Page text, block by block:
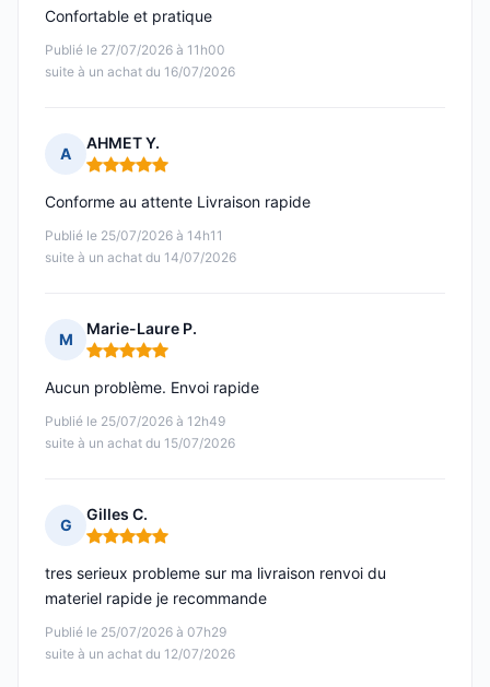
Publié le 27/07/2026 à 11h00
suite à un achat du 16/07/2026
Confortable et pratique
A
AHMET Y.
Note : 5 sur 5
Publié le 25/07/2026 à 14h11
suite à un achat du 14/07/2026
Conforme au attente Livraison rapide
M
Marie-Laure P.
Note : 5 sur 5
Publié le 25/07/2026 à 12h49
suite à un achat du 15/07/2026
Aucun problème. Envoi rapide
G
Gilles C.
Note : 5 sur 5
Publié le 25/07/2026 à 07h29
suite à un achat du 12/07/2026
tres serieux probleme sur ma livraison renvoi du
materiel rapide je recommande